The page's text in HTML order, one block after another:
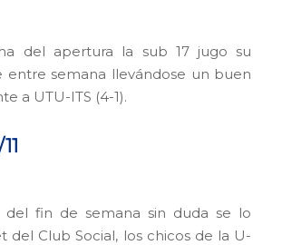
del apertura la sub 17 jugo su
entre semana llevándose un buen
a UTU-ITS (4-1).
del fin de semana sin duda se lo
del Club Social, los chicos de la U-